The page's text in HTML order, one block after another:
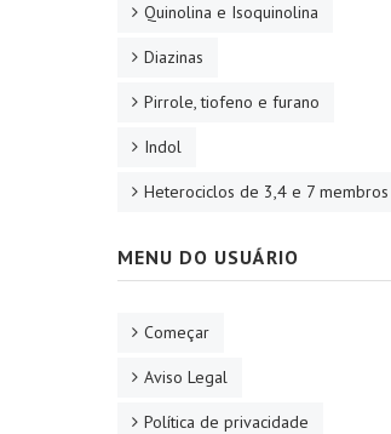
Quinolina e Isoquinolina
Diazinas
Pirrole, tiofeno e furano
Indol
Heterociclos de 3,4 e 7 membros
MENU DO USUÁRIO
Começar
Aviso Legal
Política de privacidade